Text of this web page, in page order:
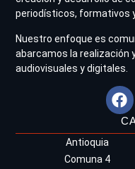
periodísticos, formativos
Nuestro enfoque es
abarcamos la realización
audiovisuales y digitales.
Antioquia
Comuna 4